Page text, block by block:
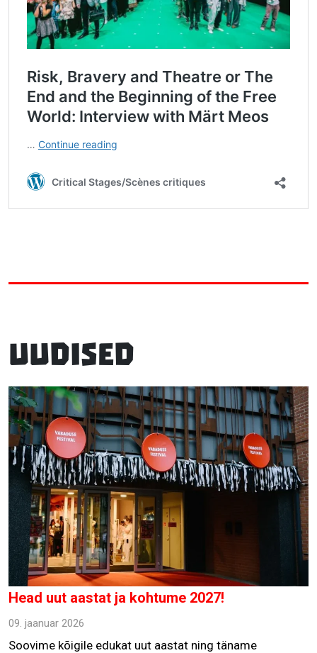
Uudised
Head uut aastat ja kohtume 2027!
09. jaanuar 2026
Soovime kõigile edukat uut aastat ning täname